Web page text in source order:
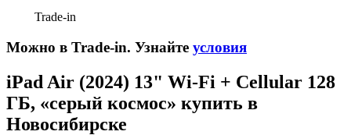
Trade-in
Можно в Trade-in. Узнайте условия
iPad Air (2024) 13" Wi-Fi + Cellular 128
ГБ, «серый космос» купить в
Новосибирске